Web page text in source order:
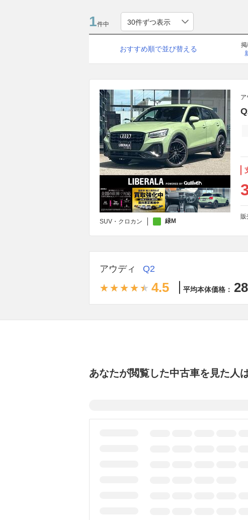
1件中
おすすめ順で並び替える
掲
SUV・クロカン 緑M
ア
販
アウディ Q2
4.5 平均本体価格：
あなたが閲覧した中古車を見た人